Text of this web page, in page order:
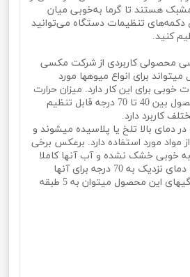
هستند تا گرما به‌خوبی میان
دکمه‌های تنظیمات دستگاه می‌توانید
کنید.
محصولی کاربردی از شرکت مکسی
برای انواع میوهها مورد
خوبی برای این کار دارد. میزان حرارت
تولید شده توسط این محصول بین 40 تا 70 درجه قابل تنظیم
کاربرد دارد.
دمای بالا تلخ یا پلاسیده میشوند و
مواد مورد استفاده دارد. برعکس برخی
به خوبی خشک نشده و آب آنها کاملا
گرفته نمیشود که طبیعتا دمای نزدیک به 70 درجه برای آنها
مناسب است. از دیگر ویژگیهای این محصول میتوان به 5 طبقه